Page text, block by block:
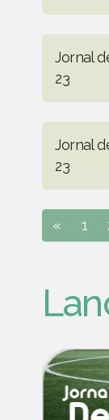
Jornal
23
Jornal
23
« 1